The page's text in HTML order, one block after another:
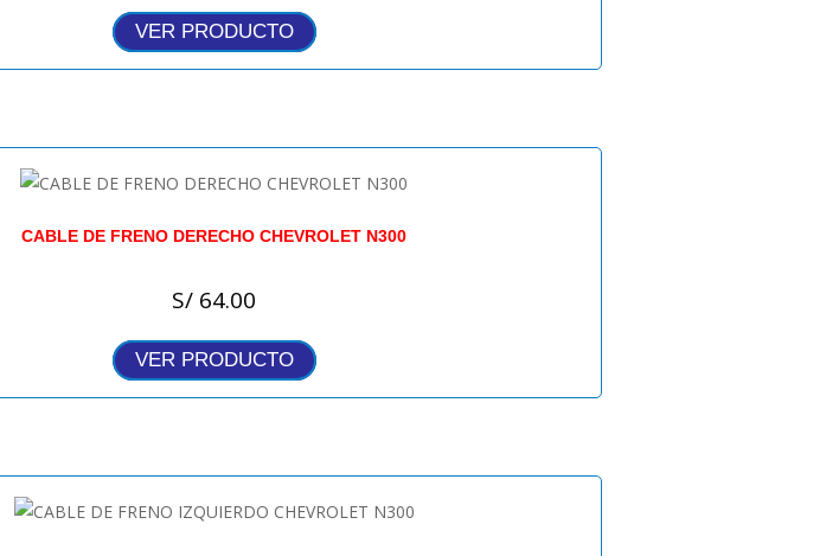
VER PRODUCTO
CABLE DE FRENO DERECHO CHEVROLET N300
S/ 64.00
VER PRODUCTO